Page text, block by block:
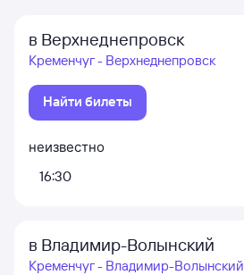
в Верхнеднепровск
Кременчуг - Верхнеднепровск
Найти билеты
неизвестно
16:30
в Владимир-Волынский
Кременчуг - Владимир-Волынский